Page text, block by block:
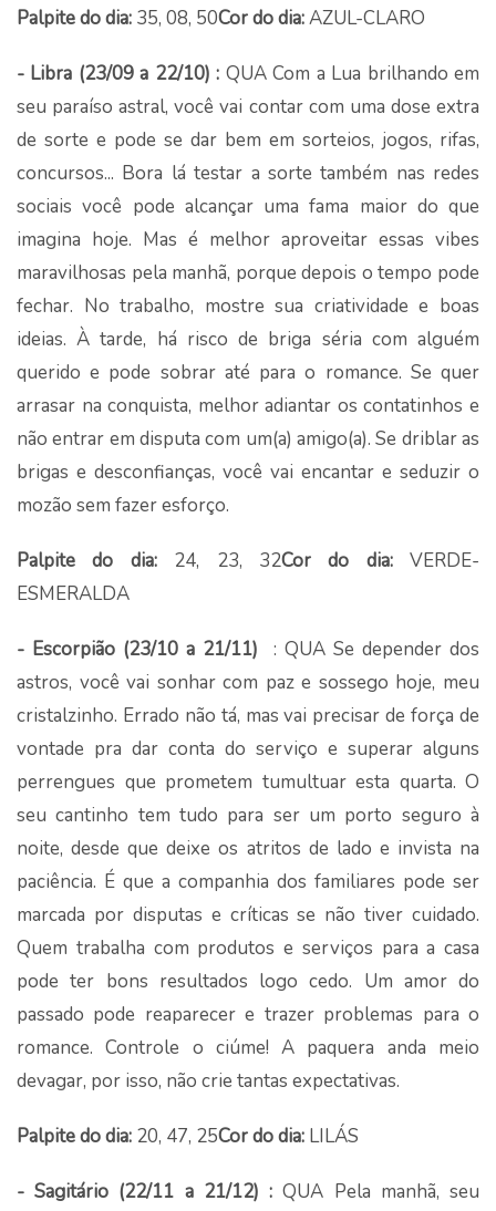
Palpite do dia: 35, 08, 50Cor do dia:AZUL-CLARO
- Libra (23/09 a 22/10) : QUA Com a Lua brilhando em
seu paraíso astral, você vai contar com uma dose extra
de sorte e pode se dar bem em sorteios, jogos, rifas,
concursos... Bora lá testar a sorte também nas redes
sociais você pode alcançar uma fama maior do que
imagina hoje. Mas é melhor aproveitar essas vibes
maravilhosas pela manhã, porque depois o tempo pode
fechar. No trabalho, mostre sua criatividade e boas
ideias. À tarde, há risco de briga séria com alguém
querido e pode sobrar até para o romance. Se quer
arrasar na conquista, melhor adiantar os contatinhos e
não entrar em disputa com um(a) amigo(a). Se driblar as
brigas e desconfianças, você vai encantar e seduzir o
mozão sem fazer esforço.
Palpite do dia:24, 23, 32Cor do dia:VERDE-
ESMERALDA
- Escorpião (23/10 a 21/11)
: QUA Se depender dos
astros, você vai sonhar com paz e sossego hoje, meu
cristalzinho. Errado não tá, mas vai precisar de força de
vontade pra dar conta do serviço e superar alguns
perrengues que prometem tumultuar esta quarta. O
seu cantinho tem tudo para ser um porto seguro à
noite, desde que deixe os atritos de lado e invista na
paciência. É que a companhia dos familiares pode ser
marcada por disputas e críticas se não tiver cuidado.
Quem trabalha com produtos e serviços para a casa
pode ter bons resultados logo cedo. Um amor do
passado pode reaparecer e trazer problemas para o
romance. Controle o ciúme! A paquera anda meio
devagar, por isso, não crie tantas expectativas.
Palpite do dia: 20, 47, 25Cor do dia: LILÁS
- Sagitário (22/11 a 21/12) :QUA Pela manhã, seu